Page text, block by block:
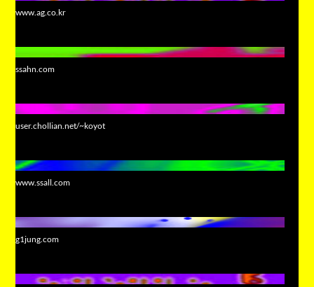
www.ag.co.kr
ssahn.com
user.chollian.net/~koyot
www.ssall.com
g1jung.com